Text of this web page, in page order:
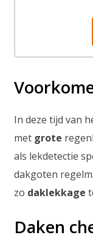
In deze tijd van
met grote
als lekdetectie
dakgoten
zo daklekkage
Daken